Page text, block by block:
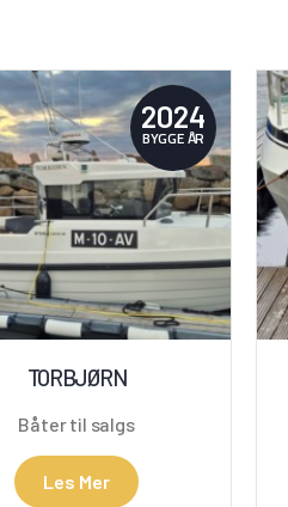
2024
BYGGE ÅR
TORBJØRN
Båter til salgs
Les Mer